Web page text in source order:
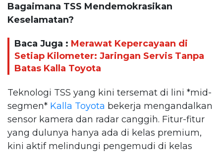
Bagaimana TSS Mendemokrasikan
Keselamatan?
Baca Juga : Merawat Kepercayaan di
Setiap Kilometer: Jaringan Servis Tanpa
Batas Kalla Toyota
Teknologi TSS yang kini tersemat di lini *mid-
segmen* Kalla Toyota bekerja mengandalkan
sensor kamera dan radar canggih. Fitur-fitur
yang dulunya hanya ada di kelas premium,
kini aktif melindungi pengemudi di kelas